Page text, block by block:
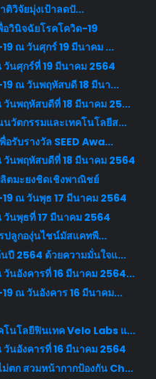
ติวิจัยมุ่งเป้าลดปั...
อวินิจฉัยโรคโควิด-19
ณ วันศุกร์ 19 มีนาคม ...
นศุกร์ที่ 19 มีนาคม 2564
ณ วันพฤหัสบดี 18 มีนา...
นพฤหัสบดีที่ 18 มีนาคม 25...
วัตกรรมและเทคโนโลยีส...
รับรางวัล SEED Awa...
นพฤหัสบดีที่ 18 มีนาคม 2564
ตมะยงชิดเชิงพาณิชย์
ณ วันพุธ 17 มีนาคม 2564
นพุธที่ 17 มีนาคม 2564
ปลูกองุ่นไชน์มัสแคทพื...
ปี 2564 ด้วยความมั่นใจแ...
อังคารที่ 16 มีนาคม 2564...
ณ วันอังคาร 16 มีนาคม...
โนโลยีฟินเทค Velo Labs แ...
นอังคารที่ 16 มีนาคม 2564
ตก สวมหน้ากากป้องกัน Ch...